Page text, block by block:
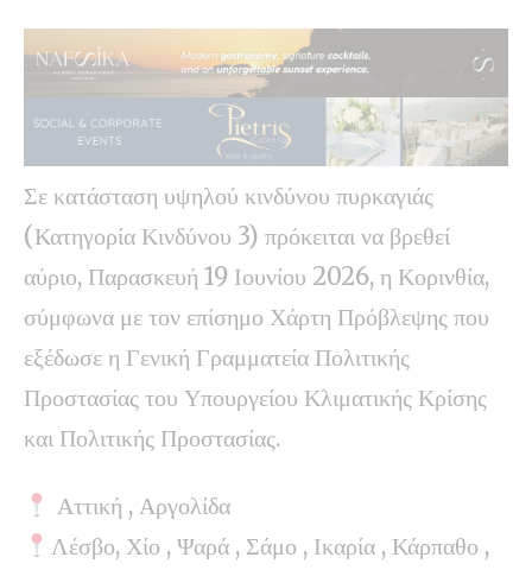
Σε κατάσταση υψηλού κινδύνου πυρκαγιάς
(Κατηγορία Κινδύνου 3) πρόκειται να βρεθεί
αύριο, Παρασκευή 19 Ιουνίου 2026, η Κορινθία,
σύμφωνα με τον επίσημο Χάρτη Πρόβλεψης που
εξέδωσε η Γενική Γραμματεία Πολιτικής
Προστασίας του Υπουργείου Κλιματικής Κρίσης
και Πολιτικής Προστασίας.
Αττική , Αργολίδα
Λέσβο, Χίο , Ψαρά , Σάμο , Ικαρία , Κάρπαθο ,